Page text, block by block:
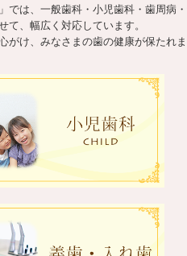
は、一般歯科・小児歯科・歯周病
、幅広く対応しています。
け、みなさまの歯の健康が保たれ